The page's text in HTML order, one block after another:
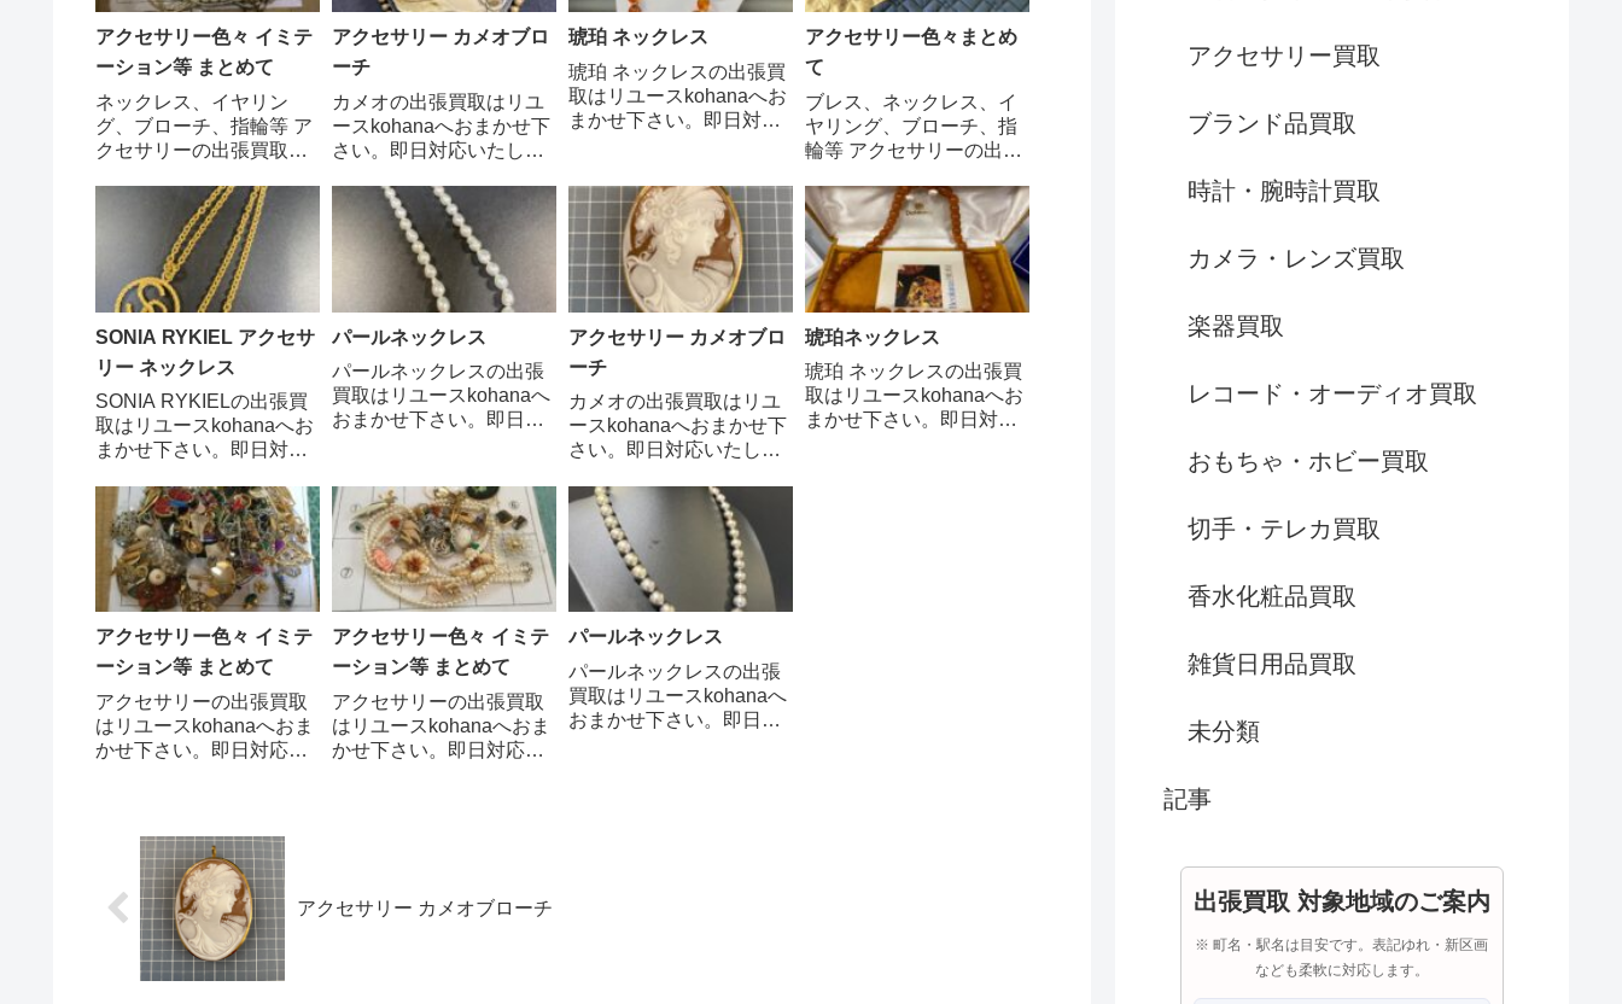
アクセサリー色々 イミテ
ーション等 まとめて
ネックレス、イヤリン
グ、ブローチ、指輪等 ア
クセサリーの出張買取は
せ下さい。即日対応いた
します。 ご相談、査
定、買取依頼はお気軽に
お電話でお問い合わせく
ださい。 0797-85-
0587 出張無料・査定
無料・キ...
アクセサリー カメオブロ
ーチ
カメオの出張買取はリユ
ースkohanaへおまかせ下
さい。即日対応いたしま
古くから愛されてきた装
飾品の一つです。天然の
貝殻や瑪瑙などの層状の
石材に彫刻を施し、人物
や風景、神話などを表現
したものが一般的で
す。 ご相談、査定...
琥珀 ネックレス
琥珀 ネックレスの出張買
取はリユースkohanaへお
まかせ下さい。即日対応
地中に埋もれ、長い年月
をかけて化石化した天然
の宝石です。琥珀ネック
レスは、その温かみのあ
る色合いと、まるで太陽
の光を閉じ込...
アクセサリー色々まとめ
て
ブレス、ネックレス、イ
ヤリング、ブローチ、指
輪等 アクセサリーの出張
おまかせ下さい。即日対
応いたします。 ご相
談、査定、買取依頼はお
気軽にお電話でお問い合
わせください。 0797-85-
0587 出張無料・査
定...
SONIA RYKIEL アクセサ
リー ネックレス
SONIA RYKIELの出張買
取はリユースkohanaへお
まかせ下さい。即日対応
キエルは、フランスを代
表するファッションデザ
イナーです。特に「ニッ
トの女王」と呼ばれ、そ
の快適で洗練されたニッ
トウェアは、女性のワー
ドロ...
パールネックレス
パールネックレスの出張
買取はリユースkohanaへ
おまかせ下さい。即日対
た異物（砂粒や寄生虫な
ど）を、貝が自身の体を
守るために分泌した真珠
層が何層にも重なって作
られます。この真珠層が
虹色に光を反射し...
アクセサリー カメオブロ
ーチ
カメオの出張買取はリユ
ースkohanaへおまかせ下
さい。即日対応いたしま
ギリシャやローマにまで
遡ります。当時は、神々
や英雄の姿を刻んだカメ
オが、護符や装飾品とし
て用いられていました。
ルネサンス期には、イタ
リアでカメオ制...
琥珀ネックレス
琥珀 ネックレスの出張買
取はリユースkohanaへお
まかせ下さい。即日対応
アクセサリー色々 イミテ
ーション等 まとめて
アクセサリーの出張買取
はリユースkohanaへおま
かせ下さい。即日対応い
ださい。 0797-85-
0587 出張無料・査定
無料・キャンセル無料出
張買取のご案内はこちら
アクセサリー色々 イミテ
ーション等 まとめて
アクセサリーの出張買取
はリユースkohanaへおま
かせ下さい。即日対応い
無料・キャンセル無料出
張買取のご案内はこちら
パールネックレス
パールネックレスの出張
買取はリユースkohanaへ
おまかせ下さい。即日対
アクセサリー カメオブローチ
アクセサリー買取
ブランド品買取
時計・腕時計買取
カメラ・レンズ買取
楽器買取
レコード・オーディオ買取
おもちゃ・ホビー買取
切手・テレカ買取
香水化粧品買取
雑貨日用品買取
未分類
記事
出張買取 対象地域のご案内
※ 町名・駅名は目安です。表記ゆれ・新区画
なども柔軟に対応します。